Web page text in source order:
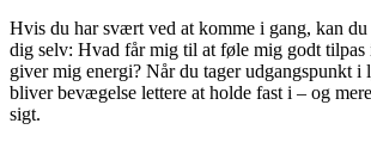
Hvis du har svært ved at komme i gang, kan du
dig selv: Hvad får mig til at føle mig godt tilpas
giver mig energi? Når du tager udgangspunkt i
bliver bevægelse lettere at holde fast i – og
sigt.